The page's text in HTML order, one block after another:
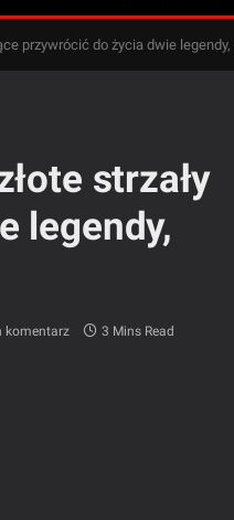
przywrócić do życia dwie
strzały
legendy,
komentarz 3 Mins Read